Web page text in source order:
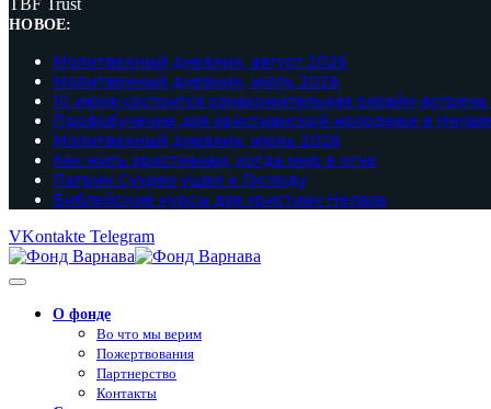
TBF Trust
НОВОЕ:
Молитвенный дневник, август 2026
Молитвенный дневник, июль 2026
10 июня состоится ознакомительная онлайн-
Профобучение для христианской молодежи в
Молитвенный дневник, июнь 2026
Как жить христианам, когда мир в огне
Патрик Сухдео ушел к Господу
Библейские курсы для христиан Непала
VKontakte Telegram
О фонде
Во что мы верим
Пожертвования
Партнерство
Контакты